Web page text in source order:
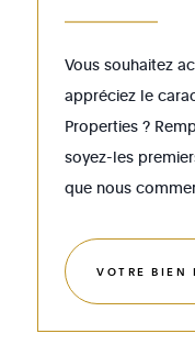
Vous souhaitez
appréciez le
Properties ?
soyez-les
que nous
VOTRE BIEN